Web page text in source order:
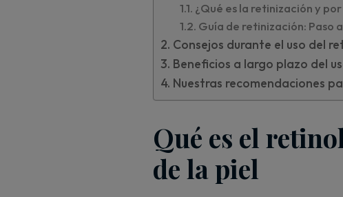
¿Qué es la retinización y
Guía de retinización: Paso
Consejos durante el uso del
Beneficios a largo plazo del
Nuestras recomendaciones
Qué es el
de la piel